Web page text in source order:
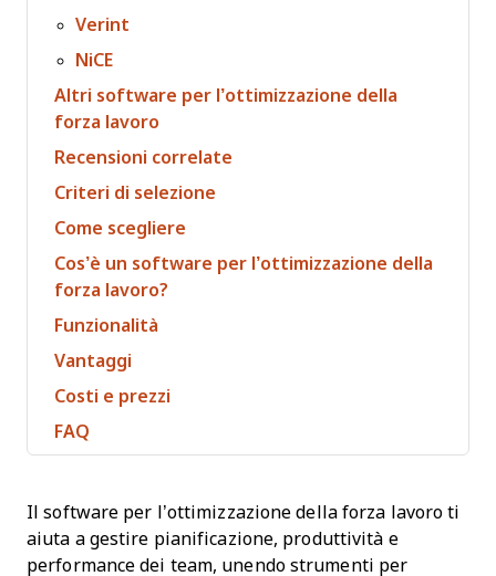
Verint
NiCE
Altri software per l’ottimizzazione della
forza lavoro
Recensioni correlate
Criteri di selezione
Come scegliere
Cos’è un software per l’ottimizzazione della
forza lavoro?
Funzionalità
Vantaggi
Costi e prezzi
FAQ
Il software per l’ottimizzazione della forza lavoro ti
aiuta a gestire pianificazione, produttività e
performance dei team, unendo strumenti per